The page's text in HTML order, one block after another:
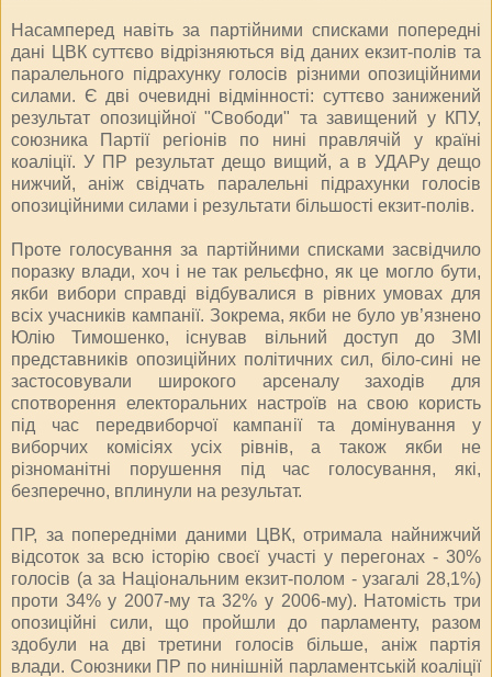
Насамперед навіть за партійними списками попередні
дані ЦВК суттєво відрізняються від даних екзит-полів та
паралельного підрахунку голосів різними опозиційними
силами. Є дві очевидні відмінності: суттєво занижений
результат опозиційної "Свободи" та завищений у КПУ,
союзника Партії регіонів по нині правлячій у країні
коаліції. У ПР результат дещо вищий, а в УДАРу дещо
нижчий, аніж свідчать паралельні підрахунки голосів
опозиційними силами і результати більшості екзит-полів.
Проте голосування за партійними списками засвідчило
поразку влади, хоч і не так рельєфно, як це могло бути,
якби вибори справді відбувалися в рівних умовах для
всіх учасників кампанії. Зокрема, якби не було ув’язнено
Юлію Тимошенко, існував вільний доступ до ЗМІ
представників опозиційних політичних сил, біло-сині не
застосовували широкого арсеналу заходів для
спотворення електоральних настроїв на свою користь
під час передвиборчої кампанії та домінування у
виборчих комісіях усіх рівнів, а також якби не
різноманітні порушення під час голосування, які,
безперечно, вплинули на результат.
ПР, за попередніми даними ЦВК, отримала найнижчий
відсоток за всю історію своєї участі у перегонах - 30%
голосів (а за Національним екзит-полом - узагалі 28,1%)
проти 34% у 2007-му та 32% у 2006-му). Натомість три
опозиційні сили, що пройшли до парламенту, разом
здобули на дві третини голосів більше, аніж партія
влади. Союзники ПР по нинішній парламентській коаліції